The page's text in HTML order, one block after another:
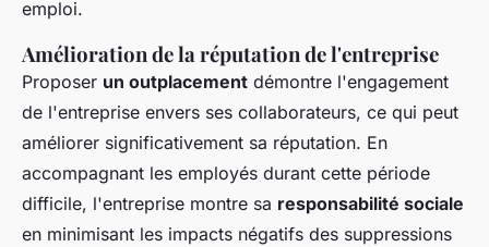
emploi.
Amélioration de la réputation de l'entreprise
Proposer un outplacement démontre l'engagement
de l'entreprise envers ses collaborateurs, ce qui peut
améliorer significativement sa réputation. En
accompagnant les employés durant cette période
difficile, l'entreprise montre sa responsabilité sociale
en minimisant les impacts négatifs des suppressions